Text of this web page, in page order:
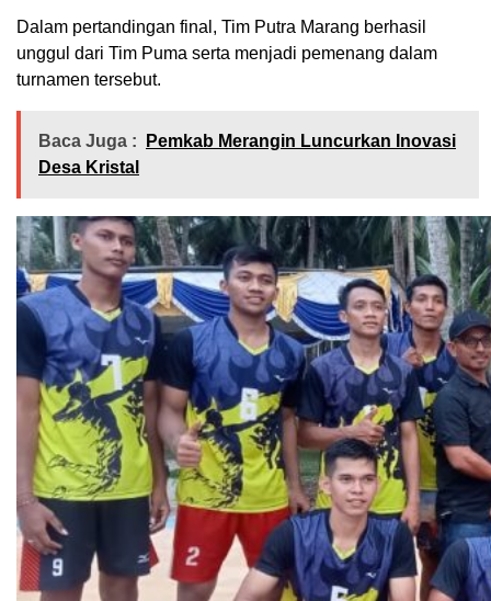
Dalam pertandingan final, Tim Putra Marang berhasil
unggul dari Tim Puma serta menjadi pemenang dalam
turnamen tersebut.
Baca Juga :
Pemkab Merangin Luncurkan Inovasi
Desa Kristal